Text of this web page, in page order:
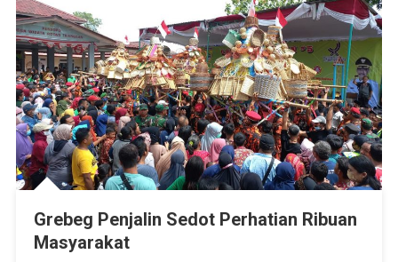
Grebeg Penjalin Sedot Perhatian Ribuan
Masyarakat